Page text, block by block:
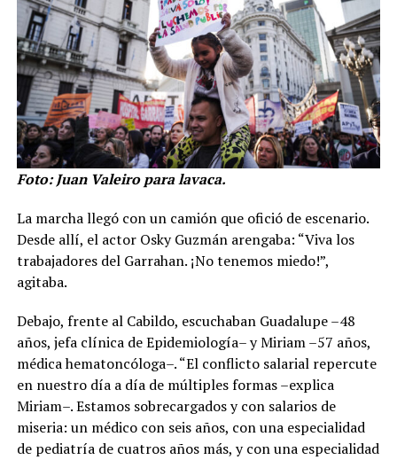
Foto: Juan Valeiro para lavaca.
La marcha llegó con un camión que ofició de escenario.
Desde allí, el actor Osky Guzmán arengaba: “Viva los
trabajadores del Garrahan. ¡No tenemos miedo!”,
agitaba.
Debajo, frente al Cabildo, escuchaban Guadalupe –48
años, jefa clínica de Epidemiología– y Miriam –57 años,
médica hematoncóloga–. “El conflicto salarial repercute
en nuestro día a día de múltiples formas –explica
Miriam–. Estamos sobrecargados y con salarios de
miseria: un médico con seis años, con una especialidad
de pediatría de cuatros años más, y con una especialidad